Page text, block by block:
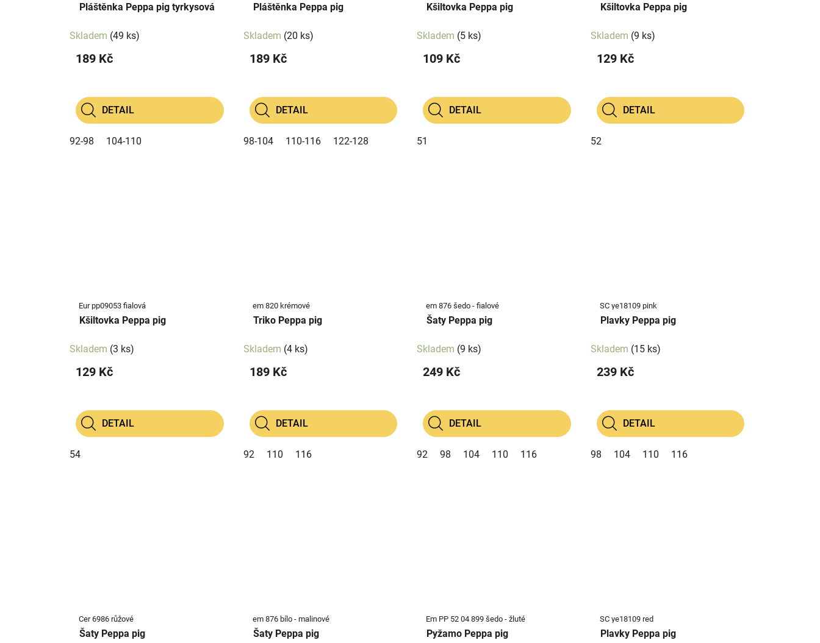
Pláštěnka Peppa pig tyrkysová
Skladem (49 ks)
189 Kč
DETAIL
92-98 104-110
Pláštěnka Peppa pig
Skladem (20 ks)
189 Kč
DETAIL
98-104 110-116 122-128
Kšiltovka Peppa pig
Skladem (5 ks)
109 Kč
DETAIL
51
Kšiltovka Peppa pig
Skladem (9 ks)
129 Kč
DETAIL
52
Eur pp09053 fialová
Kšiltovka Peppa pig
Skladem (3 ks)
129 Kč
DETAIL
54
em 820 krémové
Triko Peppa pig
Skladem (4 ks)
189 Kč
DETAIL
92 110 116
em 876 šedo - fialové
Šaty Peppa pig
Skladem (9 ks)
249 Kč
DETAIL
92 98 104 110 116
SC ye18109 pink
Plavky Peppa pig
Skladem (15 ks)
239 Kč
DETAIL
98 104 110 116
Cer 6986 růžové
Šaty Peppa pig
em 876 bílo - malinové
Šaty Peppa pig
Em PP 52 04 899 šedo - žluté
Pyžamo Peppa pig
SC ye18109 red
Plavky Peppa pig